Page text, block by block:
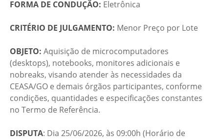
FORMA DE CONDUÇÃO: Eletrônica
CRITÉRIO DE JULGAMENTO: Menor Preço por Lote
OBJETO: Aquisição de microcomputadores
(desktops), notebooks, monitores adicionais e
nobreaks, visando atender às necessidades da
CEASA/GO e demais órgãos participantes, conforme
condições, quantidades e especificações constantes
no Termo de Referência.
DISPUTA: Dia 25/06/2026, às 09:00h (Horário de